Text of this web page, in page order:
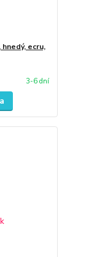
ecru,
3-6 dní